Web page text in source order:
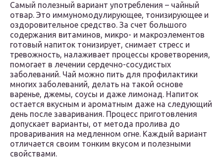
Самый полезный вариант употребления – чайный
отвар. Это иммуномодулирующее, тонизирующее и
оздоровительное средство. За счет большого
содержания витаминов, микро- и макроэлементов
готовый напиток тонизирует, снимает стресс и
тревожность, налаживает процессы кроветворения,
помогает в лечении сердечно-сосудистых
заболеваний. Чай можно пить для профилактики
многих заболеваний, делать на такой основе
варенье, джемы, соусы и даже лимонад. Напиток
остается вкусным и ароматным даже на следующий
день после заваривания. Процесс приготовления
допускает варианты, от метода пролива до
проваривания на медленном огне. Каждый вариант
отличается своим тонким вкусом и полезными
свойствами.